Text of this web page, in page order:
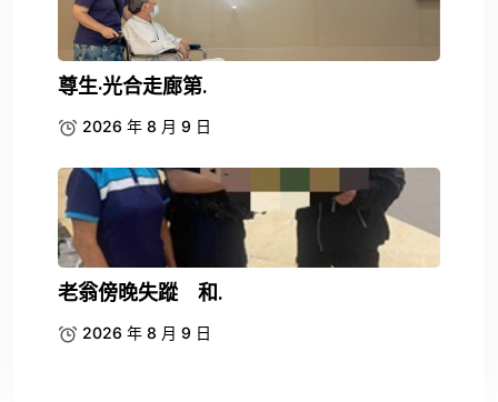
尊生·光合走廊第.
2026 年 8 月 9 日
老翁傍晚失蹤 和.
2026 年 8 月 9 日